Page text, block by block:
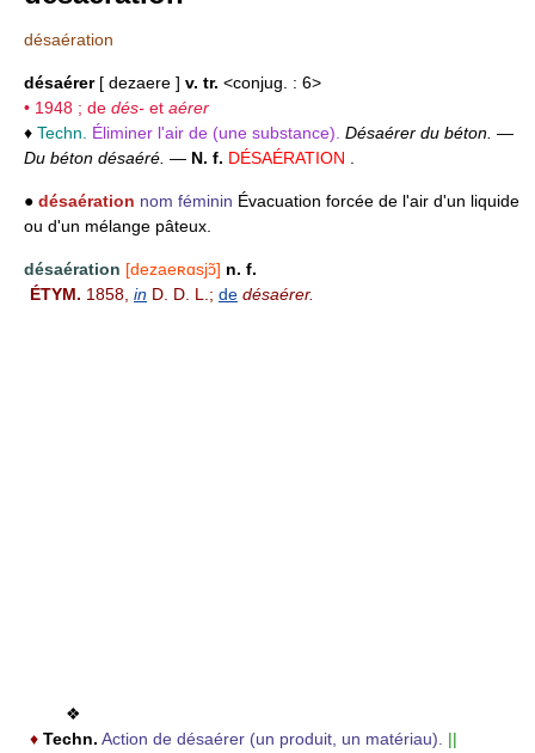
désaération
désaérer[ dezaere ] v. tr. <conjug. : 6>
• 1948 ; de dés- et aérer
♦ Techn. Éliminer l'air de (une substance). Désaérer du béton. —
Du béton désaéré. — N. f. DÉSAÉRATION
● désaération nom féminin Évacuation forcée de l'air d'un liquide
ou d'un mélange pâteux.
désaération [dezaeʀɑsjɔ̃] n. f.
ÉTYM. 1858, in D. D. L.; de désaérer.
❖
♦ Techn. Action de désaérer (un produit, un matériau).
||